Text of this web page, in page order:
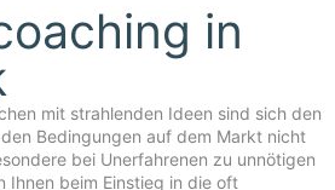
in
mit strahlenden Ideen sind sich den
Bedingungen auf dem Markt nicht
bei Unerfahrenen zu unnötigen
Ihnen beim Einstieg in die oft